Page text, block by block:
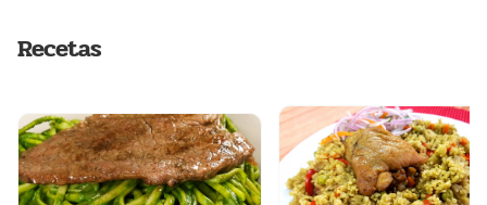
Recetas